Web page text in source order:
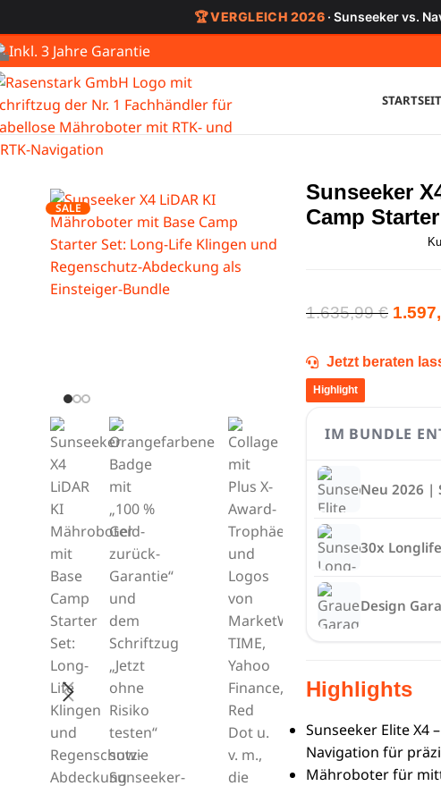
🏆 VERGLEICH 2026 · Sunseeker vs.
Inkl. 3 Jahre Garantie
SALE
Sunseeker
Camp
1.635,99€
Jetzt beraten
Highlight
IM BUNDLE
Neu 2026 |
30x
Design
Highlights
Sunseeker Elite X4
Navigation für
Mähroboter für